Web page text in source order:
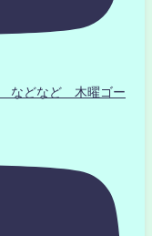
などなど 木曜ゴー